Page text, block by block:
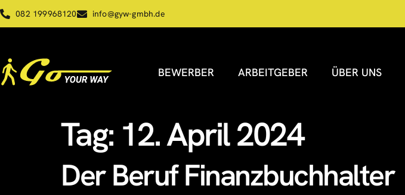
082 199968120 info@gyw-gmbh.de
BEWERBER ARBEITGEBER ÜBER UNS
Tag: 12. April 2024
Der Beruf Finanzbuchhalter